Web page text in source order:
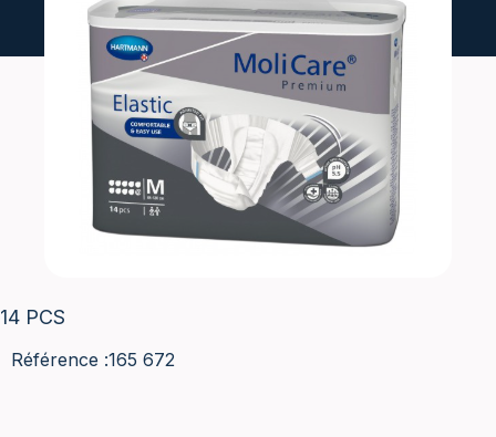
14 PCS
Référence :165 672